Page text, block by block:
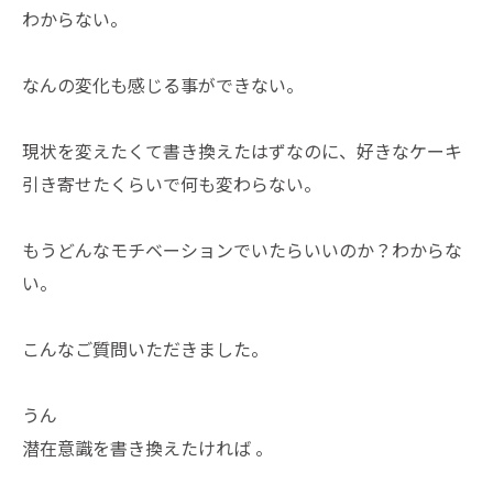
わからない。
なんの変化も感じる事ができない。
現状を変えたくて書き換えたはずなのに、好きなケーキ
引き寄せたくらいで何も変わらない。
もうどんなモチベーションでいたらいいのか？わからな
い。
こんなご質問いただきました。
うん
潜在意識を書き換えたければ 。